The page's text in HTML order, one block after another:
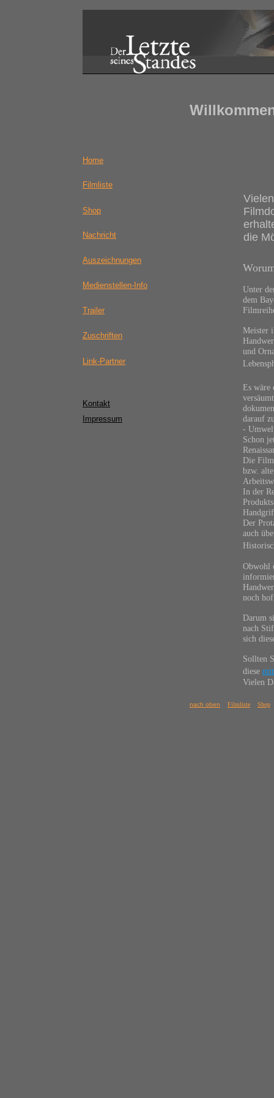
Home
Filmliste
Shop
Nachricht
Auszeichnungen
Medienstellen-Info
Trailer
Zuschriften
Link-Partner
Kontakt
Impressum
die
Unter
dem
Meister
und
Es wäre
darauf
-
Schon
Die
bzw.
In der
Der
auch
Obwohl
noch
Darum
nach
sich
Sollten
diese
Vielen
nach oben Filmliste Shop